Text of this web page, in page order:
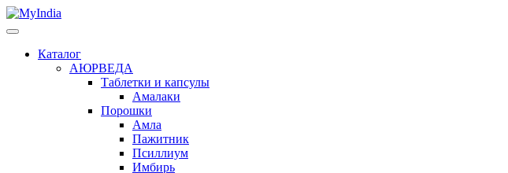
Каталог
АЮРВЕДА
Таблетки и капсулы
Амалаки
Порошки
Амла
Пажитник
Псиллиум
Имбирь